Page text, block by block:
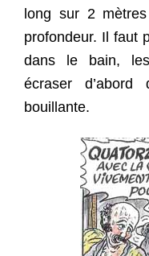
long sur 2
profondeur. Il faut
dans le bain,
écraser
bouillante.